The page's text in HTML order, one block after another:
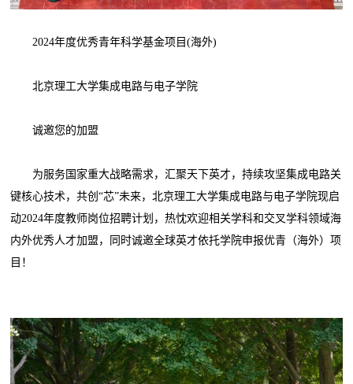
2024年度优秀青年科学基金项目(海外)
北京理工大学集成电路与电子学院
诚邀您的加盟
为服务国家重大战略需求，汇聚天下英才，持续攻坚集成电路关
键核心技术，共创“芯”未来，北京理工大学集成电路与电子学院现启
动2024年度教师岗位招聘计划，热忱欢迎相关学科和交叉学科领域海
内外优秀人才加盟，同时诚邀全球英才依托学院申报优青（海外）项
目！